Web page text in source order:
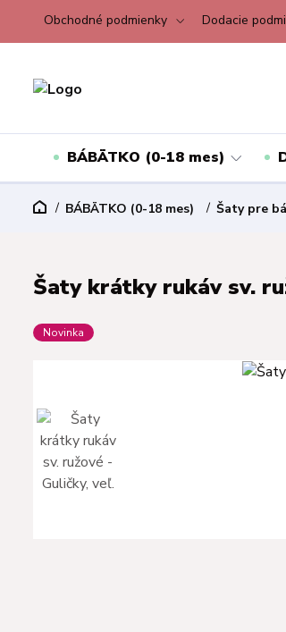
Obchodné podmienky Dodacie
BÁBÄTKO (0-18 mes)
BÁBÄTKO (0-18 mes) Šaty pre
Šaty krátky rukáv sv.
Novinka